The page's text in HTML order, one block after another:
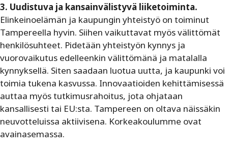
3. Uudistuva ja kansainvälistyvä liiketoiminta.
Elinkeinoelämän ja kaupungin yhteistyö on toiminut
Tampereella hyvin. Siihen vaikuttavat myös välittömät
henkilösuhteet. Pidetään yhteistyön kynnys ja
vuorovaikutus edelleenkin välittömänä ja matalalla
kynnyksellä. Siten saadaan luotua uutta, ja kaupunki voi
toimia tukena kasvussa. Innovaatioiden kehittämisessä
auttaa myös tutkimusrahoitus, jota ohjataan
kansallisesti tai EU:sta. Tampereen on oltava näissäkin
neuvotteluissa aktiivisena. Korkeakoulumme ovat
avainasemassa.